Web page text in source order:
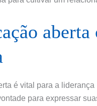
é vital para a
para expressar